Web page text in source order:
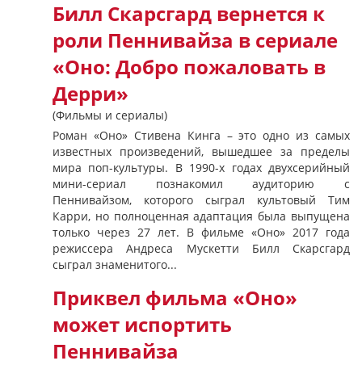
Билл Скарсгард вернется к
роли Пеннивайза в сериале
«Оно: Добро пожаловать в
Дерри»
(Фильмы и сериалы)
Роман «Оно» Стивена Кинга – это одно из самых
известных произведений, вышедшее за пределы
мира поп-культуры. В 1990-х годах двухсерийный
мини-сериал познакомил аудиторию с
Пеннивайзом, которого сыграл культовый Тим
Карри, но полноценная адаптация была выпущена
только через 27 лет. В фильме «Оно» 2017 года
режиссера Андреса Мускетти Билл Скарсгард
сыграл знаменитого...
Приквел фильма «Оно»
может испортить
Пеннивайза